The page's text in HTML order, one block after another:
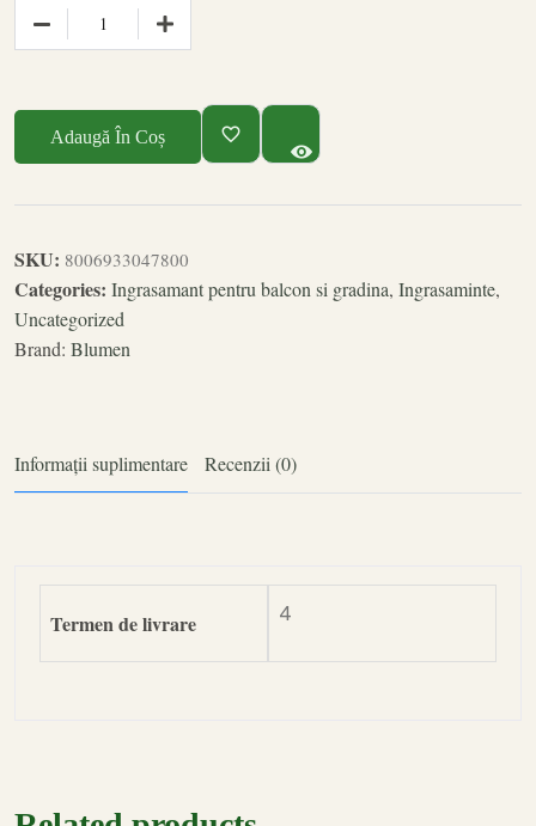
Adaugă În Coș
SKU: 8006933047800
Categories: Ingrasamant pentru balcon si gradina, Ingrasaminte,
Uncategorized
Brand: Blumen
Informații suplimentare Recenzii (0)
Termen de livrare 4